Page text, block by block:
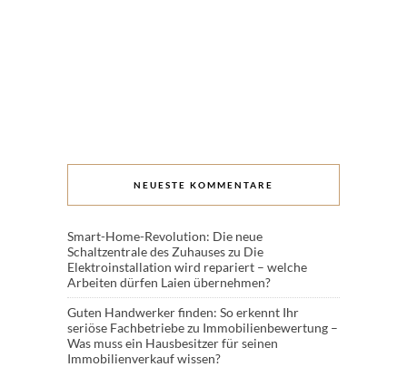
NEUESTE KOMMENTARE
Smart-Home-Revolution: Die neue
Schaltzentrale des Zuhauseszu Die
Elektroinstallation wird repariert – welche
Arbeiten dürfen Laien übernehmen?
Guten Handwerker finden: So erkennt Ihr
seriöse Fachbetriebezu Immobilienbewertung –
Was muss ein Hausbesitzer für seinen
Immobilienverkauf wissen?